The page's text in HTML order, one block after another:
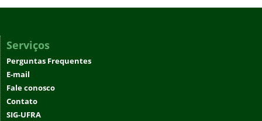
Serviços
Perguntas Frequentes
E-mail
Fale conosco
Contato
SIG-UFRA